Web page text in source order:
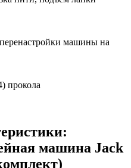
машины на
прокола
машина Jack